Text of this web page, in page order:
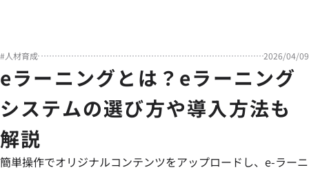
#人材育成 2026/04/09
eラーニングとは？eラーニング
システムの選び方や導入方法も
解説
簡単操作でオリジナルコンテンツをアップロードし、e-ラーニ